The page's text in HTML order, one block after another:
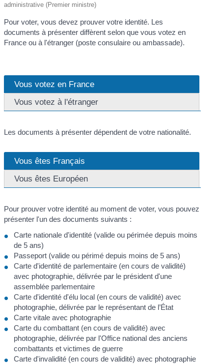
administrative (Premier ministre)
Pour voter, vous devez prouver votre identité. Les
documents à présenter diffèrent selon que vous votez en
France ou à l'étranger (poste consulaire ou ambassade).
Vous votez en France
Vous votez à l'étranger
Les documents à présenter dépendent de votre nationalité.
Vous êtes Français
Vous êtes Européen
Pour prouver votre identité au moment de voter, vous pouvez
présenter l'un des documents suivants :
Carte nationale d'identité (valide ou périmée depuis moins
de 5 ans)
Passeport (valide ou périmé depuis moins de 5 ans)
Carte d'identité de parlementaire (en cours de validité)
avec photographie, délivrée par le président d'une
assemblée parlementaire
Carte d'identité d'élu local (en cours de validité) avec
photographie, délivrée par le représentant de l’État
Carte vitale avec photographie
Carte du combattant (en cours de validité) avec
photographie, délivrée par l'Office national des anciens
combattants et victimes de guerre
Carte d'invalidité (en cours de validité) avec photographie